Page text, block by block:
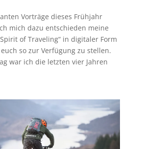
Vorträge dieses Frühjahr
mich dazu entschieden meine
of Traveling“ in digitaler Form
so zur Verfügung zu stellen.
war ich die letzten vier Jahren